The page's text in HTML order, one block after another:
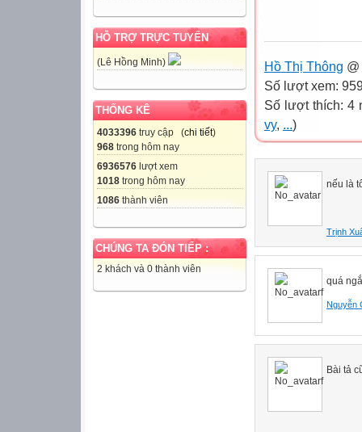
HỖ TRỢ TRỰC TUYẾN
(Lê Hồng Minh)
THỐNG KÊ
4033396 truy cập (chi tiết)
968 trong hôm nay
6936576 lượt xem
1018 trong hôm nay
1086 thành viên
CHÚNG TA ĐÓN TIẾP :
2 khách và 0 thành viên
Hồ Thị Thông
Số lượt xem:
Số lượt thích: 4
vy, )
nếu là
Trịnh
quá
Nguyễn
Bài tả